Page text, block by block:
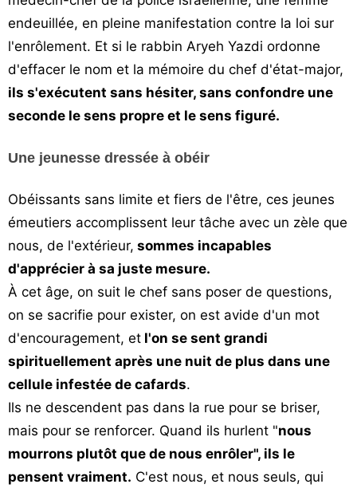
endeuillée, en pleine manifestation contre la loi sur
l'enrôlement. Et si le rabbin Aryeh Yazdi ordonne
d'effacer le nom et la mémoire du chef d'état-major,
ils s'exécutent sans hésiter, sans confondre une
seconde le sens propre et le sens figuré.
Une jeunesse dressée à obéir
Obéissants sans limite et fiers de l'être, ces jeunes
émeutiers accomplissent leur tâche avec un zèle que
nous, de l'extérieur, sommes incapables
d'apprécier à sa juste mesure.
À cet âge, on suit le chef sans poser de questions,
on se sacrifie pour exister, on est avide d'un mot
d'encouragement, et l'on se sent grandi
spirituellement après une nuit de plus dans une
cellule infestée de cafards.
Ils ne descendent pas dans la rue pour se briser,
mais pour se renforcer. Quand ils hurlent "nous
mourrons plutôt que de nous enrôler", ils le
pensent vraiment. C'est nous, et nous seuls, qui